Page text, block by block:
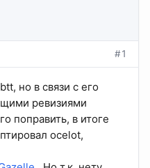
#1
но в связи с его
ревизиями
поправить, в итоге
ocelot,